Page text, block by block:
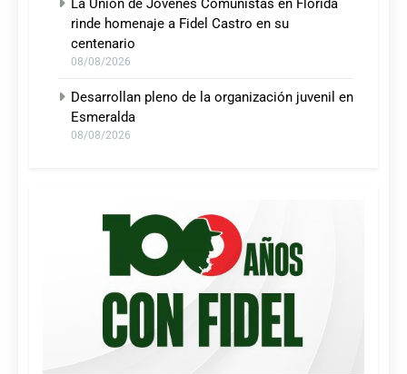
La Unión de Jóvenes Comunistas en Florida
rinde homenaje a Fidel Castro en su
centenario
08/08/2026
Desarrollan pleno de la organización juvenil en
Esmeralda
08/08/2026